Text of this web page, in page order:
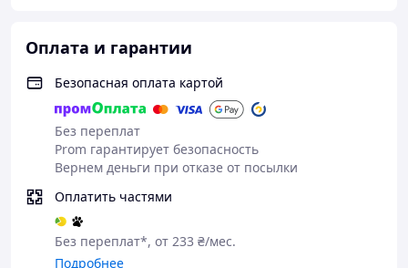
замовленн
дзвінка
Ваше
замовленн
Чому варто купувати Товар в
нашому інтернет-магазині?
Оплата и гарантии
Безопасная оплата картой
Без переплат
Prom гарантирует безопасность
Вернем деньги при отказе от посылки
Оплатить частями
Без переплат*, от 233 ₴/мес.
Подробнее